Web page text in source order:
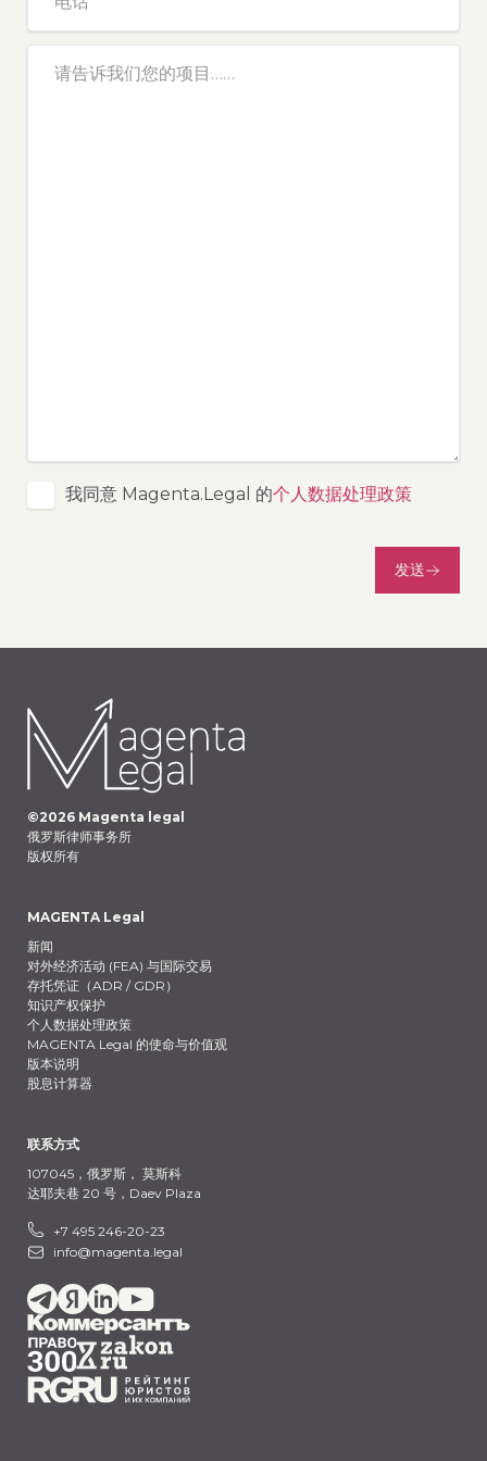
我同意 Magenta.Legal 的个人数据处理政策
发送
©2026 Magenta legal
俄罗斯律师事务所
版权所有
MAGENTA Legal
新闻
对外经济活动 (FEA) 与国际交易
存托凭证（ADR / GDR）
知识产权保护
个人数据处理政策
MAGENTA Legal 的使命与价值观
版本说明
股息计算器
联系方式
107045，俄罗斯， 莫斯科
达耶夫巷 20 号，Daev Plaza
+7 495 246-20-23
info@magenta.legal